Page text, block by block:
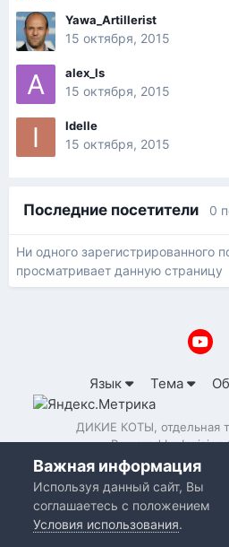
Yawa_Artillerist
15 октября, 2015
alex_ls
15 октября, 2015
Idelle
15 октября, 2015
Последние посетители 0
Ни одного зарегистрированного
просматривает данную страницу
Язык Тема
ДИКИЕ КОТЫ, отдельная
Powered by Invision
Важная информация
Используя данный сайт, Вы
соглашаетесь с положением
Условия использования.